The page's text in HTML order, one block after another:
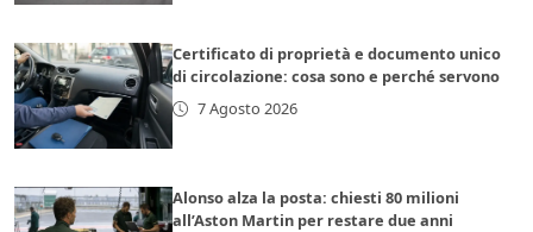
Certificato di proprietà e documento unico
di circolazione: cosa sono e perché servono
7 Agosto 2026
Alonso alza la posta: chiesti 80 milioni
all’Aston Martin per restare due anni